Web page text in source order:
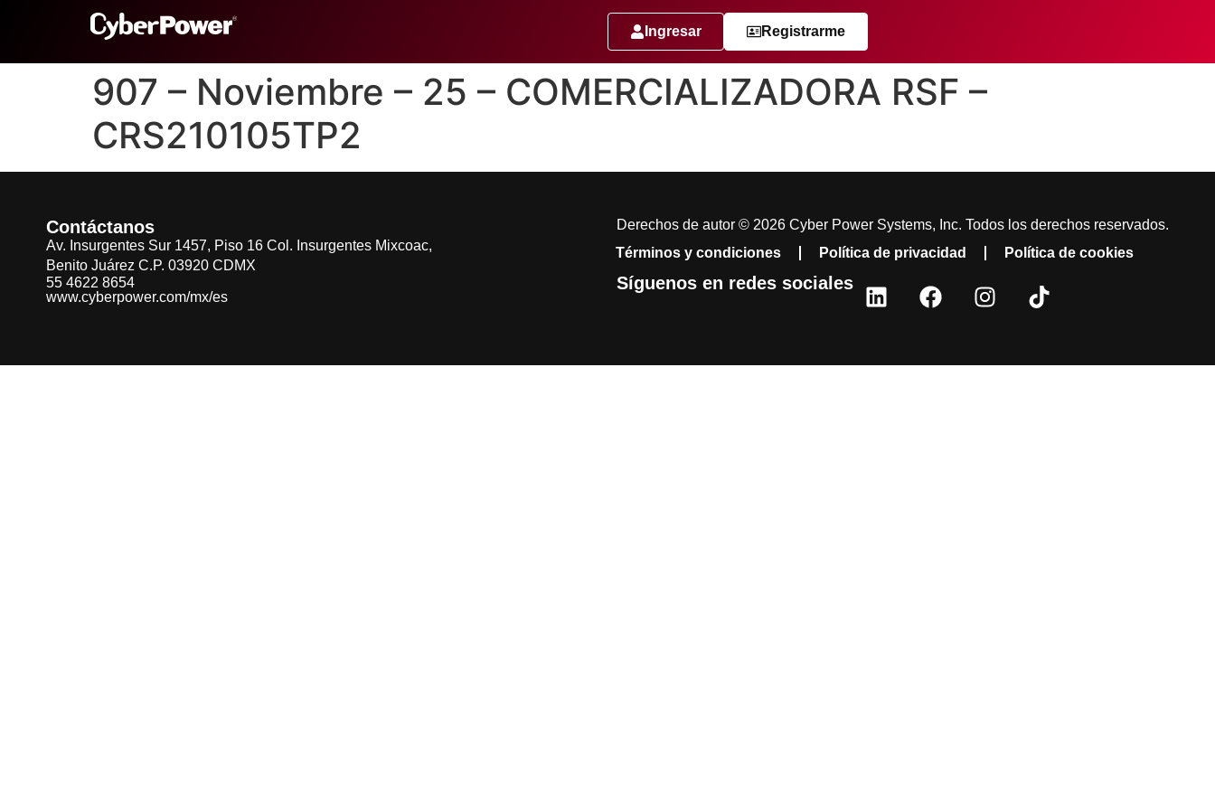
Ingresar Registrarme
907 – Noviembre – 25 – COMERCIALIZADORA RSF –
CRS210105TP2
Contáctanos
Av. Insurgentes Sur 1457, Piso 16 Col. Insurgentes Mixcoac,
Benito Juárez C.P. 03920 CDMX
55 4622 8654
www.cyberpower.com/mx/es
Derechos de autor © 2026 Cyber Power Systems, Inc. Todos los derechos reservados.
Términos y condiciones
Política de privacidad Política de cookies
Síguenos en redes sociales